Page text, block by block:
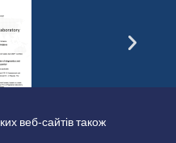
веб-сайтів також